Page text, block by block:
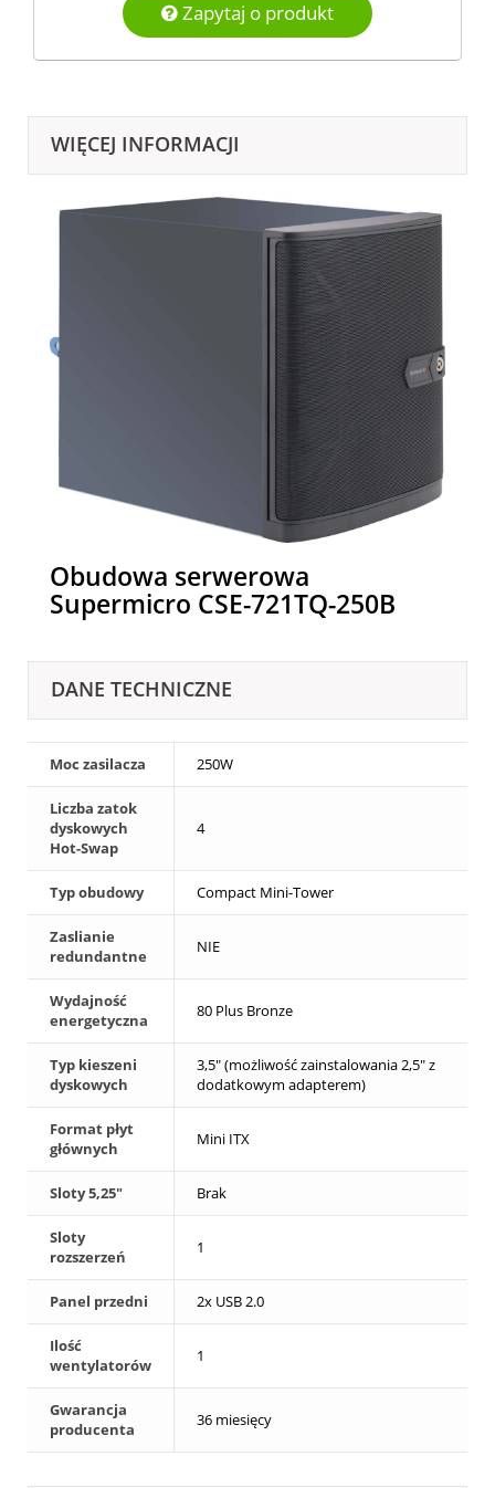
Zapytaj o produkt
WIĘCEJ INFORMACJI
Obudowa serwerowa
Supermicro CSE-721TQ-250B
DANE TECHNICZNE
Moc zasilacza 250W
Liczba zatok
dyskowych
Hot-Swap
4
Typ obudowy Compact Mini-Tower
Zaslianie
redundantne
NIE
Wydajność
energetyczna
80 Plus Bronze
Typ kieszeni
dyskowych
3,5" (możliwość zainstalowania 2,5" z
dodatkowym adapterem)
Format płyt
głównych
Mini ITX
Sloty 5,25" Brak
Sloty
rozszerzeń
1
Panel przedni 2x USB 2.0
Ilość
wentylatorów
1
Gwarancja
producenta
36 miesięcy